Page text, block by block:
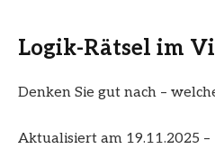
Logik-Rätsel im
Denken Sie gut nach –
Aktualisiert am 19.11.2025 –